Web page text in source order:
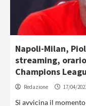
Napoli-Milan,
streaming,
Champions
Redazione 17/04/
Si avvicina il